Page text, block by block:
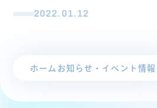
2022.01.12
ホーム お知らせ・イベント情報